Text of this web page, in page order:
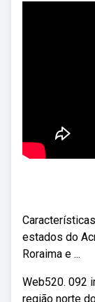
estados do
Roraima e ...
Web520. 092
região norte